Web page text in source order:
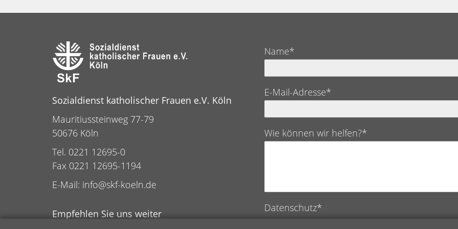
Sozialdienst katholischer Frauen e.V. Köln
Mauritiussteinweg 77-79
50676 Köln
Tel. 0221 12695-0
Fax 0221 12695-1194
E-Mail: info@skf-koeln.de
Empfehlen Sie uns weiter
Name*
E-Mail-Adresse*
Wie können wir helfen?*
Datenschutz*